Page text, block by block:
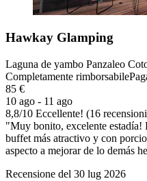
Hawkay Glamping
Laguna de yambo Panzaleo
Completamente rimborsabile
85 €
10 ago - 11 ago
8,8/10 Eccellente! (16
"Muy bonito, excelente estadía!
buffet más atractivo y con
aspecto a mejorar de lo demás
Recensione del 30 lug 2026